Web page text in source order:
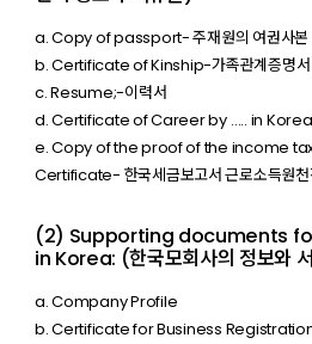
a. Copy of passport- 주재원의 여권사본
b. Certificate of Kinship-가족관계증명서
c. Resume;-이력서
d. Certificate of Career by ….. in Korea
e. Copy of the proof of the income
Certificate- 한국세금보고서 근로소득원천
(2) Supporting documents
in Korea: (한국모회사의 정보와
a. Company Profile
b. Certificate for Business